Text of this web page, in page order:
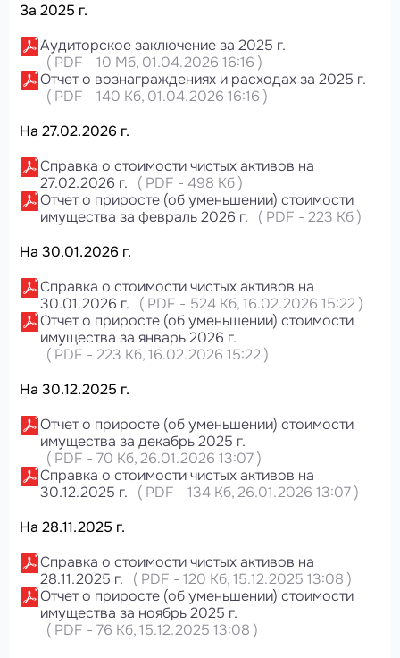
За 2025 г.
Аудиторское заключение за 2025 г.
( PDF - 10 Мб, 01.04.2026 16:16 )
Отчет о вознаграждениях и расходах за 2025 г.
( PDF - 140 Кб, 01.04.2026 16:16 )
На 27.02.2026 г.
Справка о стоимости чистых активов на
27.02.2026 г.
( PDF - 498 Кб)
Отчет о приросте (об уменьшении) стоимости
имущества за февраль 2026 г.
( PDF - 223 Кб)
На 30.01.2026 г.
Справка о стоимости чистых активов на
30.01.2026 г.
( PDF - 524 Кб, 16.02.2026 15:22 )
Отчет о приросте (об уменьшении) стоимости
имущества за январь 2026 г.
( PDF - 223 Кб, 16.02.2026 15:22 )
На 30.12.2025 г.
Отчет о приросте (об уменьшении) стоимости
имущества за декабрь 2025 г.
( PDF - 70 Кб, 26.01.2026 13:07)
Справка о стоимости чистых активов на
30.12.2025 г.
( PDF - 134 Кб, 26.01.2026 13:07)
На 28.11.2025 г.
Справка о стоимости чистых активов на
28.11.2025 г.
( PDF - 120 Кб, 15.12.2025 13:08 )
Отчет о приросте (об уменьшении) стоимости
имущества за ноябрь 2025 г.
( PDF - 76 Кб, 15.12.2025 13:08 )